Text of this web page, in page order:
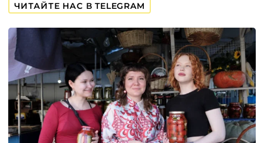
ЧИТАЙТЕ НАС В TELEGRAM